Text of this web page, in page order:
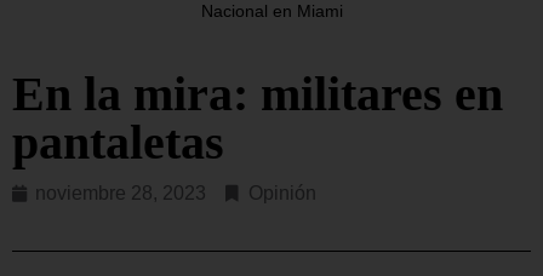
Nacional en Miami
En la mira: militares en
pantaletas
noviembre 28, 2023 Opinión